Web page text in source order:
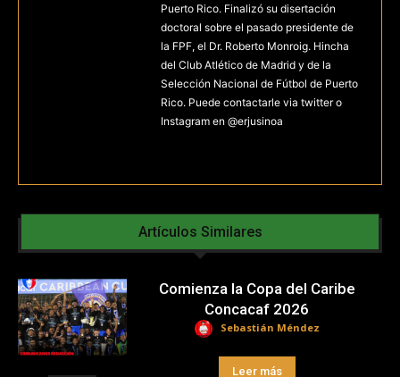
Puerto Rico. Finalizó su disertación
doctoral sobre el pasado presidente de
la FPF, el Dr. Roberto Monroig. Hincha
del Club Atlético de Madrid y de la
Selección Nacional de Fútbol de Puerto
Rico. Puede contactarle via twitter o
Instagram en @erjusinoa
Artículos Similares
Comienza la Copa del Caribe
Concacaf 2026
Sebastián Méndez
Leer más